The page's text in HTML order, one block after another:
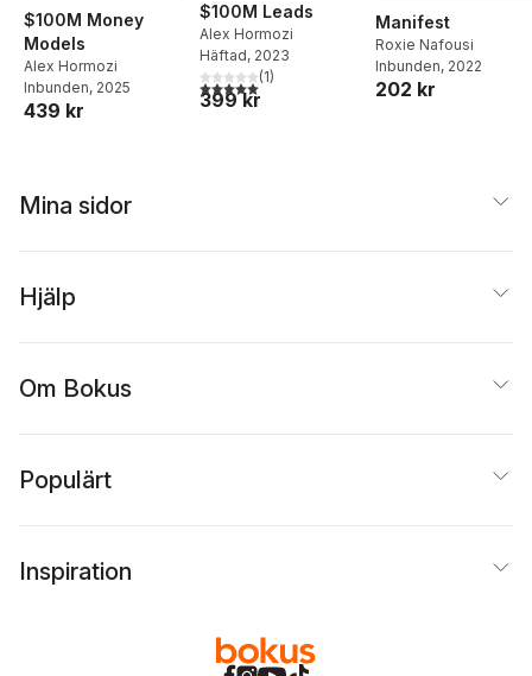
$100M Money
Models
Alex Hormozi
Inbunden, 2025
439 kr
$100M Leads
Alex Hormozi
Häftad, 2023
5,0utav 5 stjärnor. Totalt antal röster:
(1)
399 kr
Manifest
Roxie Nafousi
Inbunden, 2022
202 kr
Mina sidor
Hjälp
Om Bokus
Populärt
Inspiration